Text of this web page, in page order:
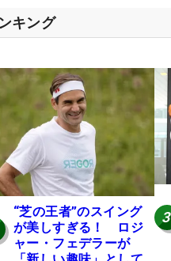
キング
“芝の王者”のスイング
が美しすぎる！ ロジ
ャー・フェデラーが
3